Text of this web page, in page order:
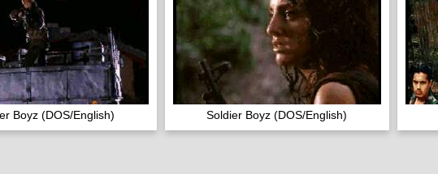
Boyz (DOS/English) Soldier Boyz (DOS/English)